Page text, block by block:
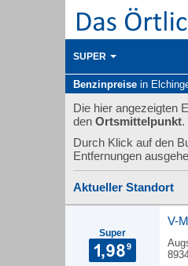
SUPER
Benzinpreise in
Die hier angezeigten
den Ortsmittelpunkt.
Durch Klick auf den
Entfernungen
Aktueller Standort
Super
V-